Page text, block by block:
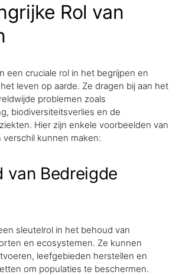
Rol van
een cruciale rol in het begrijpen en
leven op aarde. Ze dragen bij aan het
problemen zoals
biodiversiteitsverlies en de
Hier zijn enkele voorbeelden van
kunnen maken:
van Bedreigde
sleutelrol in het behoud van
en ecosystemen. Ze kunnen
leefgebieden herstellen en
om populaties te beschermen.